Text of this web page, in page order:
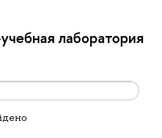
лаборатория